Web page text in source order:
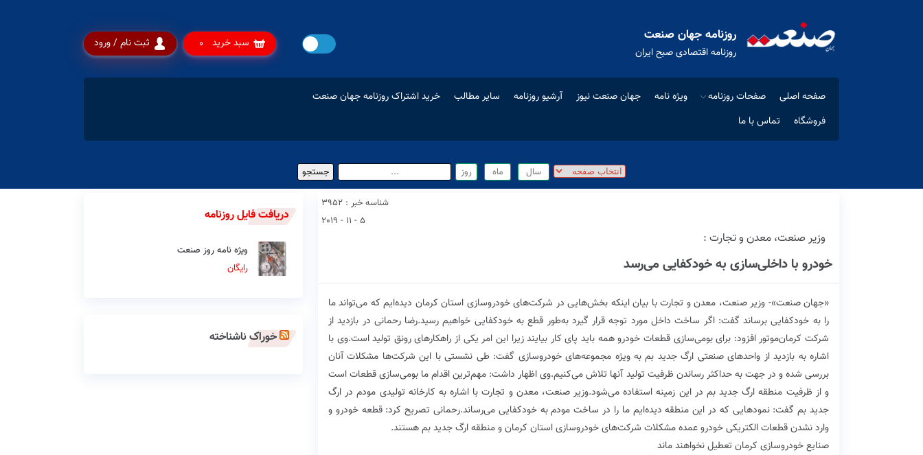
روزنامه جهان صنعت
روزنامه اقتصادی صبح ایران
ثبت نام / ورود سبد خرید 0
صفحه اصلی صفحات روزنامه ویژه نامه جهان صنعت نیوز آرشیو روزنامه سایر مطالب
خرید اشتراک روزنامه جهان صنعت
فروشگاه
تماس با ما
شناسه خبر : 3952
5 - 11 - 2019
وزیر صنعت، معدن و تجارت :
خودرو با داخلی‌سازی به خودکفایی می‌رسد
«جهان صنعت»- وزیر صنعت، معدن و تجارت با بیان اینکه بخش‌هایی در شرکت‌های خودروسازی استان کرمان دیده‌ایم که می‌تواند ما
را به خودکفایی برساند گفت: اگر ساخت داخل مورد توجه قرار گیرد به‌طور قطع به خودکفایی خواهیم رسید.رضا رحمانی در بازدید از
شرکت کرمان‌موتور افزود: برای بومی‌سازی قطعات خودرو همه باید پای کار بیایند زیرا این امر یکی از راهکارهای رونق تولید است.وی با
اشاره به بازدید از واحدهای صنعتی ارگ جدید بم به ویژه مجموعه‌های خودروسازی گفت: طی نشستی با این شرکت‌ها مشکلات آنان
بررسی شده و در جهت به حداکثر رساندن ظرفیت تولید آنها تلاش می‌کنیم.وی اظهار داشت: مهم‌ترین اقدام ما بومی‌سازی قطعات است
و از ظرفیت منطقه ارگ جدید بم در این زمینه استفاده می‌شود.وزیر صنعت، معدن و تجارت با اشاره به کارخانه تولیدی مودم در ارگ
جدید بم گفت: نمودهایی که در این منطقه دیده‌ایم ما را در ساخت مودم به خودکفایی می‌رساند.رحمانی تصریح کرد: قطعه خودرو و
وارد نشدن قطعات الکتریکی خودرو عمده مشکلات شرکت‌های خودروسازی استان کرمان و منطقه ارگ جدید بم هستند.
صنایع خودروسازی کرمان تعطیل نخواهند ماند
دریافت فایل روزنامه
ویژه نامه روز صنعت
رایگان
خوراک ناشناخته